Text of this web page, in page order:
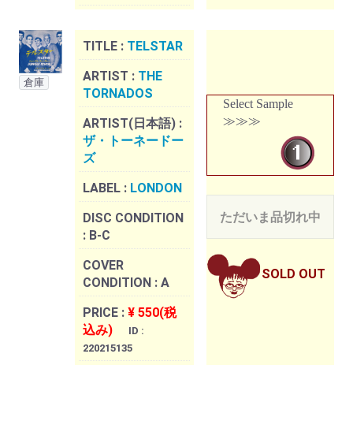
倉庫
TITLE : TELSTAR
ARTIST : THE
TORNADOS
ARTIST(日本語) :
ザ・トーネードー
ズ
LABEL : LONDON
DISC CONDITION
: B-C
COVER
CONDITION : A
PRICE : ¥ 550(税
込み)
ID :
220215135
Select Sample
≫≫≫
ただいま品切れ中
SOLD OUT